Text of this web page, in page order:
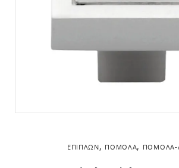
ΕΠΊΠΛΩΝ, ΠΌΜΟΛΑ, ΠΌΜΟΛΑ-